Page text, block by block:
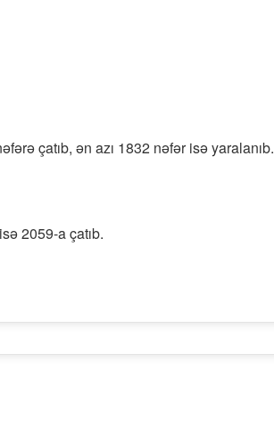
çatıb, ən azı 1832 nəfər isə yaralanıb.
2059-a çatıb.